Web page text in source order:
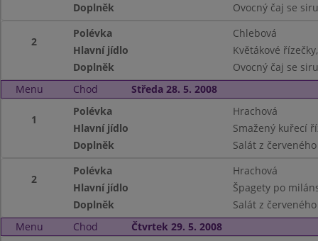
Doplněk
Ovocný čaj se
2
Polévka
Chlebová
Hlavní jídlo
Květákové
Doplněk
Ovocný čaj se
Menu
Chod Středa 28. 5. 2008
1
Polévka
Hrachová
Hlavní jídlo
Smažený kuřecí
Doplněk
Salát z
2
Polévka
Hrachová
Hlavní jídlo
Špagety po
Doplněk
Salát z
Menu
Chod Čtvrtek 29. 5. 2008